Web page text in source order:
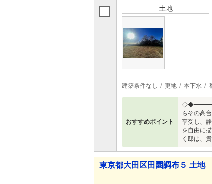
土地
建築条件なし 更地 本下水
おすすめポイント
◇◆━━━…‥
らその高
享受し、
を自由に
く邸は、
東京都大田区田園調布５ 土地